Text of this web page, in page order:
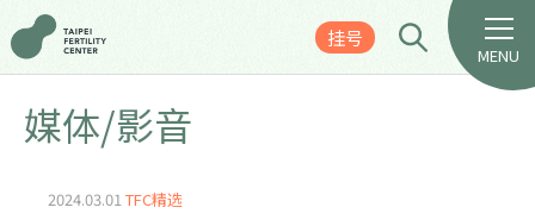
挂号
MENU
媒体/影音
2024.03.01TFC精选